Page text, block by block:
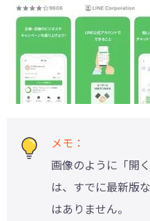
メモ：
画像のように「開
は、すでに最新版
はありません。